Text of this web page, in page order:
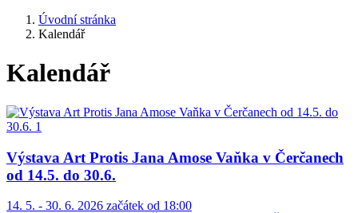
Úvodní stránka
Kalendář
Kalendář
Výstava Art Protis Jana Amose Vaňka v Čerčanech
od 14.5. do 30.6.
14. 5. - 30. 6. 2026 začátek od 18:00